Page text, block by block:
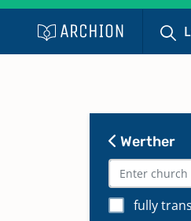
Werther
fully
Taufen
Taufen
Taufen